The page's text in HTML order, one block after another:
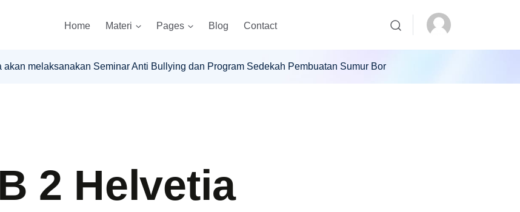
Home Materi Pages Blog Contact
melaksanakan Seminar Anti Bullying dan Program Sedekah Pembuatan Sumur Bor
2 Helvetia